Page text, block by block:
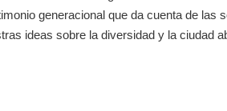
generacional que da cuenta de las
ideas sobre la diversidad y la ciudad